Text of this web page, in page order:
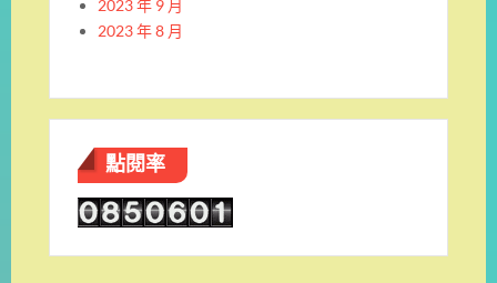
2023 年 9 月
2023 年 8 月
點閱率